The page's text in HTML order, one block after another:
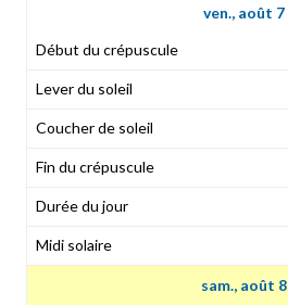
ven., août 7
sam., août 8